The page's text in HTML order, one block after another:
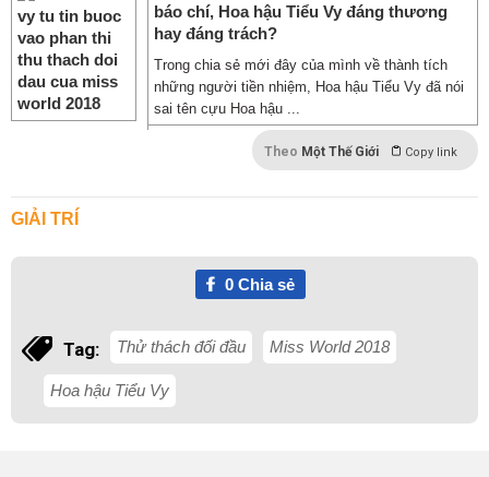
báo chí, Hoa hậu Tiểu Vy đáng thương
hay đáng trách?
Trong chia sẻ mới đây của mình về thành tích
những người tiền nhiệm, Hoa hậu Tiểu Vy đã nói
sai tên cựu Hoa hậu ...
Theo Một Thế Giới Copy link
GIẢI TRÍ
0Chia sẻ
Tag: Thử thách đối đầu Miss World 2018
Hoa hậu Tiểu Vy